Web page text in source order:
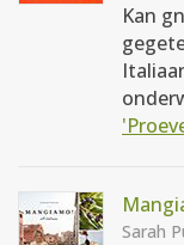
Kan
Sarah